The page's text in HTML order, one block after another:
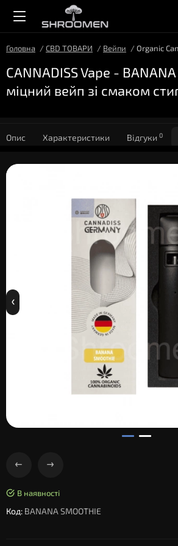
Головна CBD ТОВАРИ Вейпи Organic
CANNADISS Vape - BANANA
міцний вейп зі смаком
Опис Характеристики Відгуки 0
В наявності
Код: BANANA SMOOTHIE